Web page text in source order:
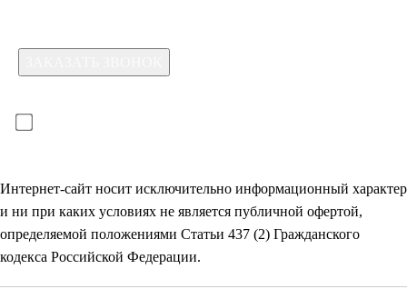
Интернет-сайт носит исключительно информационный характер
и ни при каких условиях не является публичной офертой,
определяемой положениями Статьи 437 (2) Гражданского
кодекса Российской Федерации.